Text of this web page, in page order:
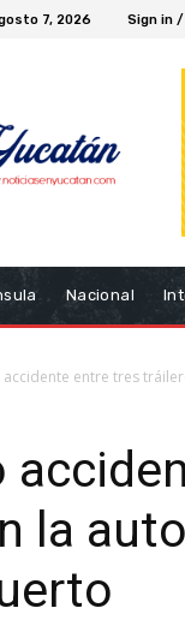
7, 2026 Sign in
Nacional
entre tres
la